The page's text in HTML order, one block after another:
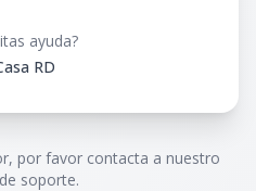
ayuda?
RD
por favor contacta a nuestro
soporte.